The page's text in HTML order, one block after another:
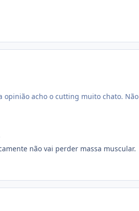
acho o cutting muito chato.
não vai perder massa muscular.